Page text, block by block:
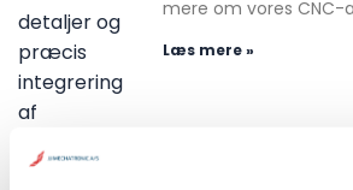
mere om vores CNC-
Læs mere »